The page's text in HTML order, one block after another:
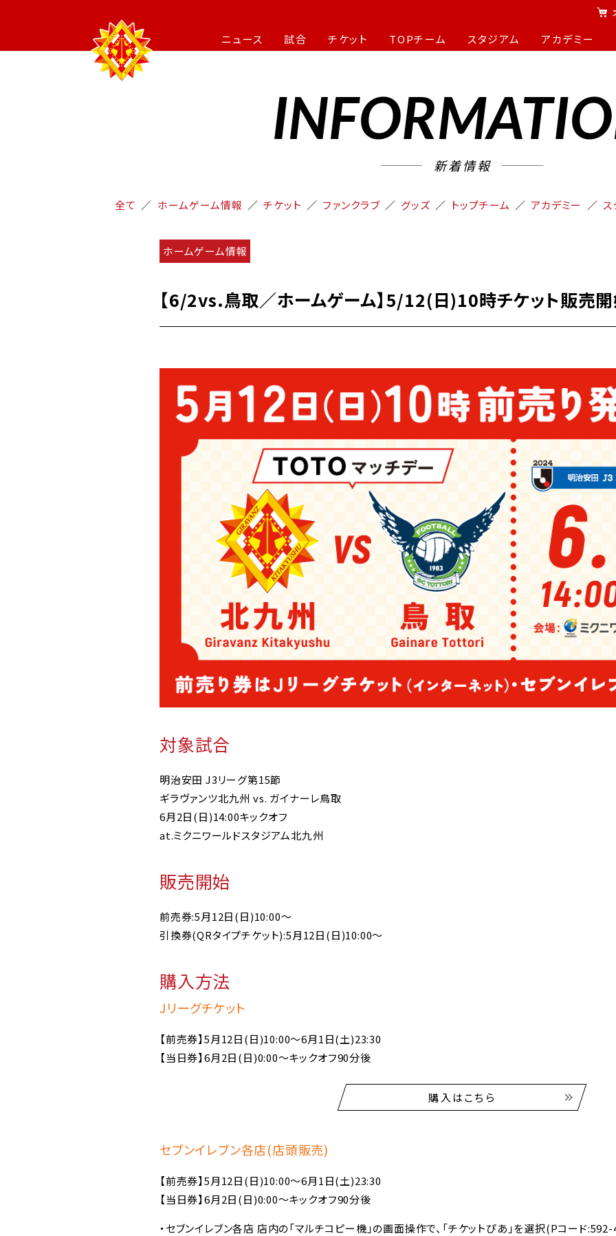
ニュース 試合 チケット TOPチーム スタジアム アカデミー
新着情報
全て ホームゲーム情報 チケット ファンクラブ グッズ トップチーム アカデミー
ホームゲーム情報
【6/2vs.鳥取／ホームゲーム】5/12(日)10時チケット販売
対象試合
明治安田 J3リーグ第15節
ギラヴァンツ北九州 vs. ガイナーレ鳥取
6月2日(日)14:00キックオフ
at.ミクニワールドスタジアム北九州
販売開始
前売券:5月12日(日)10:00～
引換券(QRタイプチケット):5月12日(日)10:00～
購入方法
Jリーグチケット
【前売券】5月12日(日)10:00～6月1日(土)23:30
【当日券】6月2日(日)0:00～キックオフ90分後
購入はこちら
セブンイレブン各店(店頭販売)
【前売券】5月12日(日)10:00～6月1日(土)23:30
【当日券】6月2日(日)0:00～キックオフ90分後
・セブンイレブン各店 店内の「マルチコピー機」の画面操作で、「チケットぴあ」を選択(Pコード